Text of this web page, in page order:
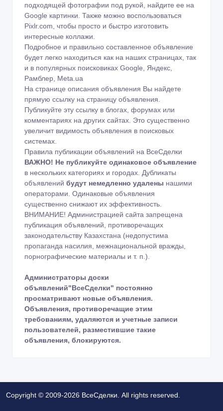
подходящей фотографии под рукой, найдите ее на
Google картинки . Также можно воспользоваться
Pixlr.com , чтобы просто и быстро изготовить
интересные коллажи.
Подробное и правильно составленное объявление
будет легко находиться как на наших страницах, так
и в популярных поисковиках Google, Яндекс,
Рамблер, Meta.ua
На странице описания объявления Вы найдете
прямую ссылку на страницу объявления.
Публикуйте эту ссылку в блогах, форумах или
комментариях на других сайтах. Это существенно
увеличит видимость объявления в поисковых
системах.
Правила публикации объявлений на ВсеСделки
ВАЖНО! Не публикуйте одинаковое объявление
в нескольких категориях и городах. Дубликаты
объявлений будут немедленно удалены нашими
операторами. Одинаковые объявления
существенно снижают их эффективность.
ВНИМАНИЕ! Администрацией сайта запрещена
публикация объявлений, противоречащих
законодательству Казахстана (недопустима
пропаганда насилия, межнациональной вражды,
порнографические материалы и т. п.).
Администраторы доски
объявлений"ВсеСделки" постоянно
просматривают новые объявления.
Объявления, противоречащие этим
требованиям, удаляются и учетные записи
пользователей, разместившие такие
объявления, блокируются.
Copyright © 2009-2026 ВсеСделки. All rights reserved.